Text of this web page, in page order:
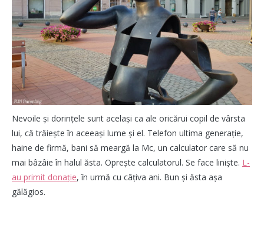
Nevoile și dorințele sunt același ca ale oricărui copil de vârsta
lui, că trăiește în aceeași lume și el. Telefon ultima generație,
haine de firmă, bani să meargă la Mc, un calculator care să nu
mai bâzâie în halul ăsta. Oprește calculatorul. Se face liniște. L-
au primit donație, în urmă cu câțiva ani. Bun și ăsta așa
gălăgios.